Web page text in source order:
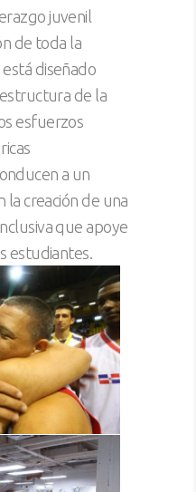
juvenil
de toda la
diseñado
de la
esfuerzos
a un
la creación de una
que apoye
estudiantes.